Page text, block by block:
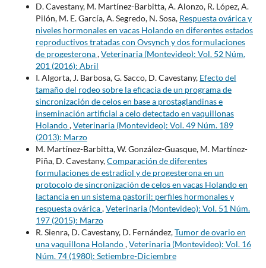
D. Cavestany, M. Martínez-Barbitta, A. Alonzo, R. López, A.
Pilón, M. E. García, A. Segredo, N. Sosa, Respuesta ovárica y
niveles hormonales en vacas Holando en diferentes estados
reproductivos tratadas con Ovsynch y dos formulaciones
de progesterona,Veterinaria (Montevideo): Vol. 52 Núm.
201 (2016): Abril
I. Algorta, J. Barbosa, G. Sacco, D. Cavestany, Efecto del
tamaño del rodeo sobre la eficacia de un programa de
sincronización de celos en base a prostaglandinas e
inseminación artificial a celo detectado en vaquillonas
Holando,Veterinaria (Montevideo): Vol. 49 Núm. 189
(2013): Marzo
M. Martínez-Barbitta, W. González-Guasque, M. Martínez-
Piña, D. Cavestany,Comparación de diferentes
formulaciones de estradiol y de progesterona en un
protocolo de sincronización de celos en vacas Holando en
lactancia en un sistema pastoril: perfiles hormonales y
respuesta ovárica,Veterinaria (Montevideo): Vol. 51 Núm.
197 (2015): Marzo
R. Sienra, D. Cavestany, D. Fernández,Tumor de ovario en
una vaquillona Holando,Veterinaria (Montevideo): Vol. 16
Núm. 74 (1980): Setiembre-Diciembre